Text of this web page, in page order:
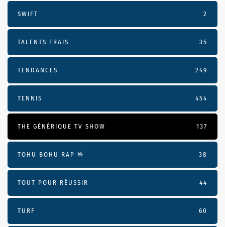
SWIFT 2
TALENTS FRAIS 35
TENDANCES 249
TENNIS 454
THE GÉNÉRIQUE TV SHOW 137
TOHU BOHU RAP 🤟 38
TOUT POUR RÉUSSIR 44
TURF 60